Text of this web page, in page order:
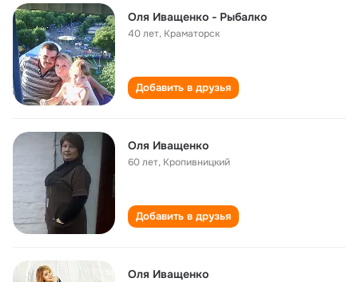
Оля Иващенко - Рыбалко
40 лет, Краматорск
Добавить в друзья
Оля Иващенко
60 лет, Кропивницкий
Добавить в друзья
Оля Иващенко